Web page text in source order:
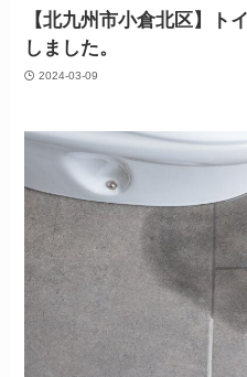
【北九州市小倉北区】ト
しました。
2024-03-09